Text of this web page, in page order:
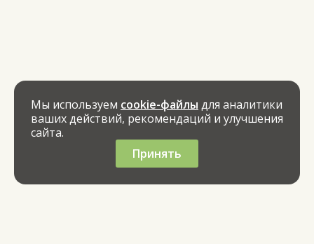
Мы используем cookie-файлы для аналитики
ваших действий, рекомендаций и улучшения
сайта.
Принять